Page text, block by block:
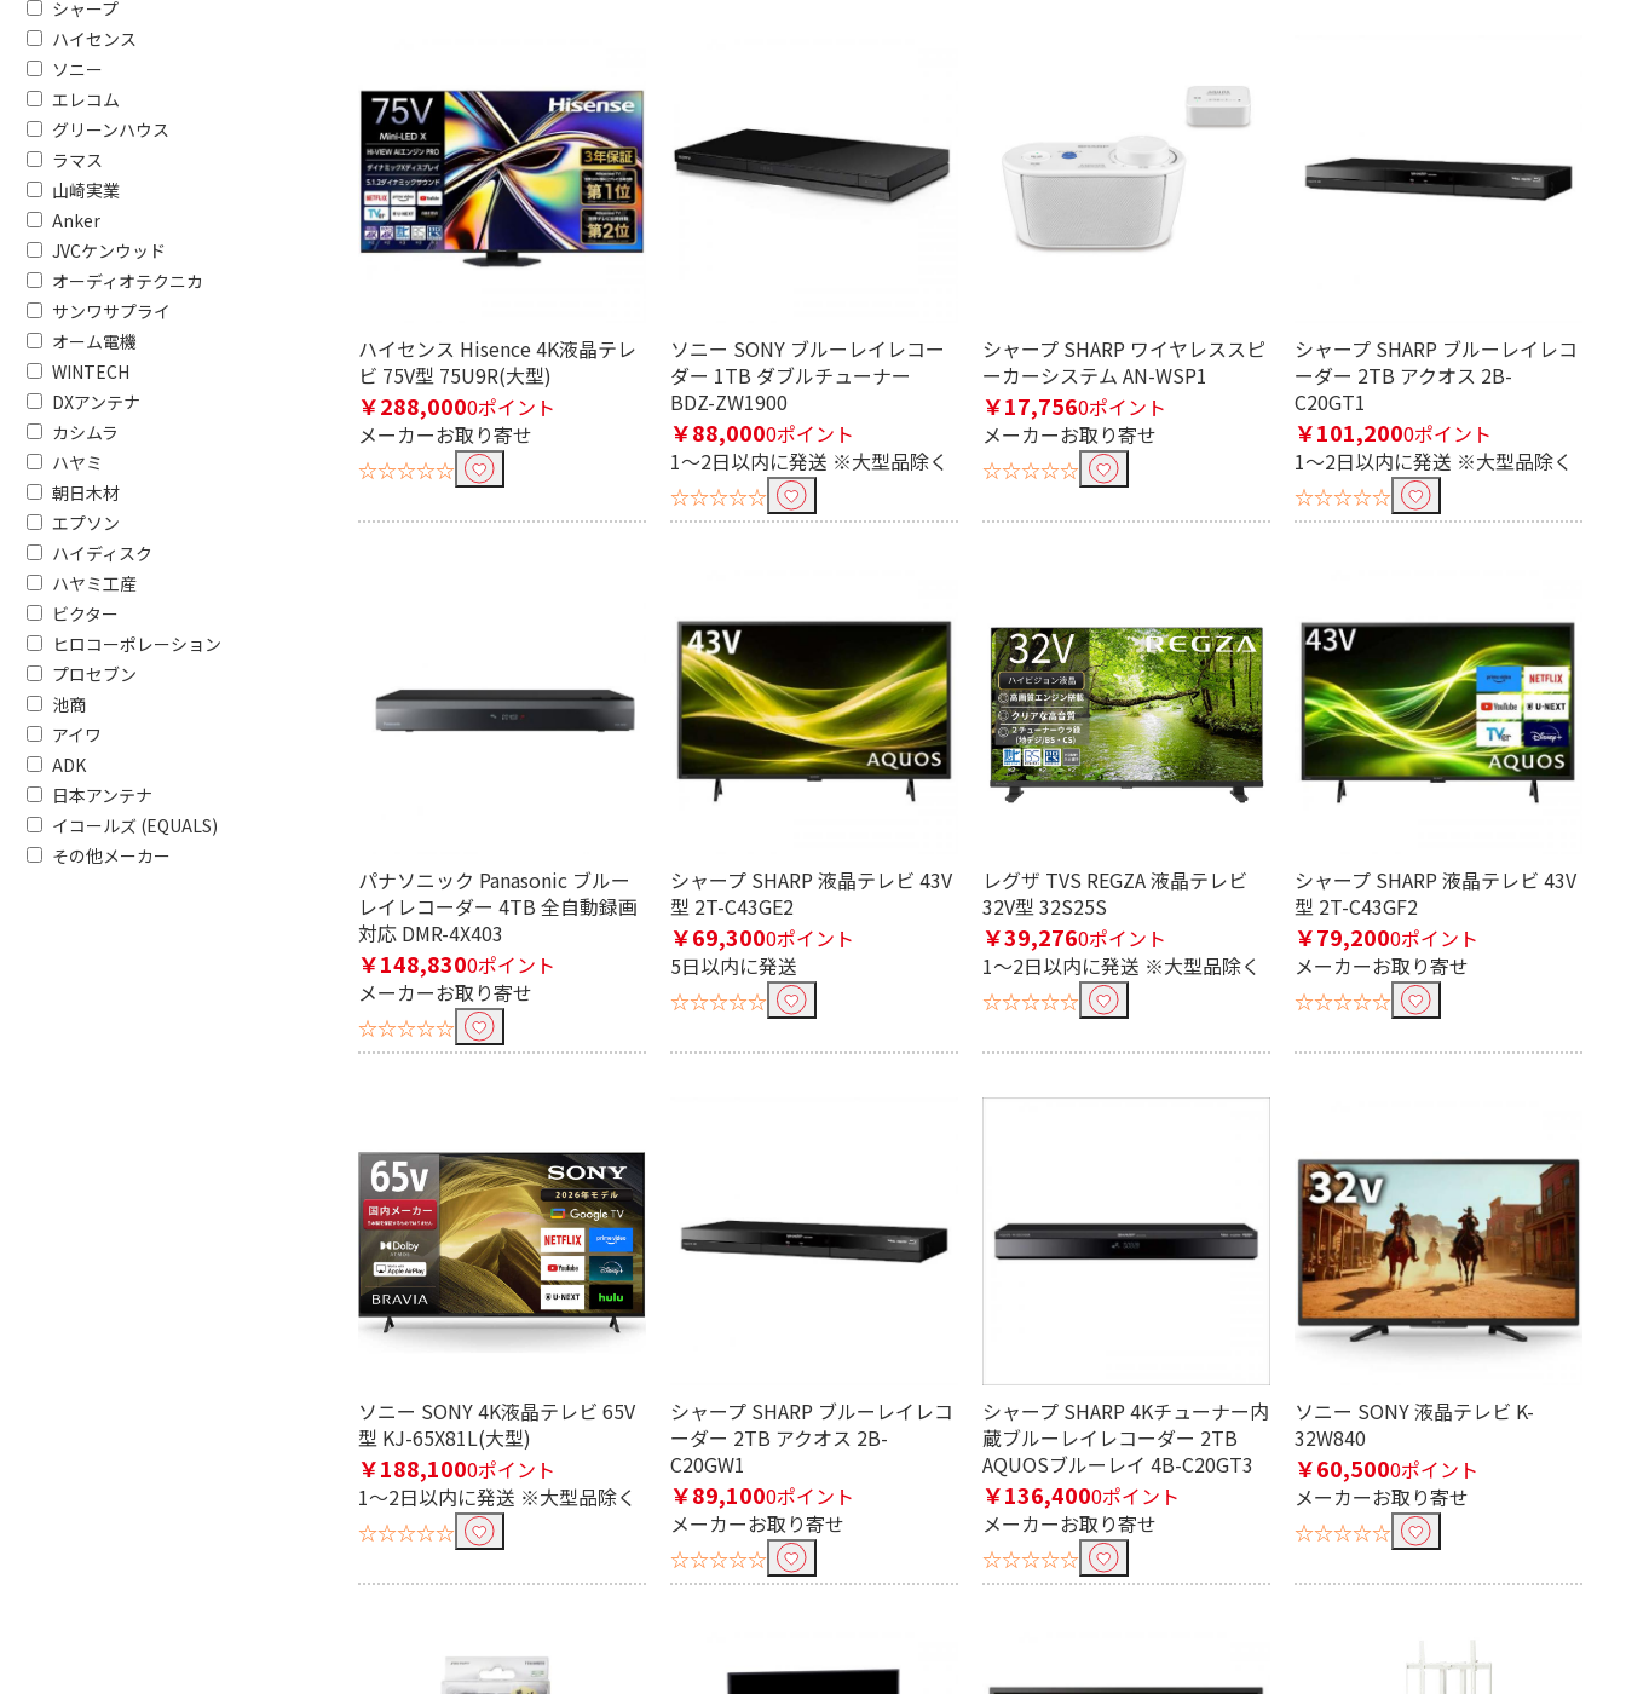
ハイセンス Hisence 4K液晶テレ
ビ 75V型 75U9R(大型)
￥288,0000ポイント
メーカーお取り寄せ
☆☆☆☆☆
ソニー SONY ブルーレイレコー
ダー 1TB ダブルチューナー
BDZ-ZW1900
￥88,0000ポイント
1～2日以内に発送 ※大型品除く
☆☆☆☆☆
シャープ SHARP ワイヤレススピ
ーカーシステム AN-WSP1
￥17,7560ポイント
メーカーお取り寄せ
☆☆☆☆☆
シャープ SHARP ブルーレイレコ
ーダー 2TB アクオス 2B-
C20GT1
￥101,2000ポイント
1～2日以内に発送 ※大型品除く
☆☆☆☆☆
パナソニック Panasonic ブルー
レイレコーダー 4TB 全自動録画
対応 DMR-4X403
￥148,8300ポイント
メーカーお取り寄せ
☆☆☆☆☆
シャープ SHARP 液晶テレビ 43V
型 2T-C43GE2
￥69,3000ポイント
5日以内に発送
☆☆☆☆☆
レグザ TVS REGZA 液晶テレビ
32V型 32S25S
￥39,2760ポイント
1～2日以内に発送 ※大型品除く
☆☆☆☆☆
シャープ SHARP 液晶テレビ 43V
型 2T-C43GF2
￥79,2000ポイント
メーカーお取り寄せ
☆☆☆☆☆
ソニー SONY 4K液晶テレビ 65V
型 KJ-65X81L(大型)
￥188,1000ポイント
1～2日以内に発送 ※大型品除く
☆☆☆☆☆
シャープ SHARP ブルーレイレコ
ーダー 2TB アクオス 2B-
C20GW1
￥89,1000ポイント
メーカーお取り寄せ
☆☆☆☆☆
シャープ SHARP 4Kチューナー内
蔵ブルーレイレコーダー 2TB
AQUOSブルーレイ 4B-C20GT3
￥136,4000ポイント
メーカーお取り寄せ
☆☆☆☆☆
ソニー SONY 液晶テレビ K-
32W840
￥60,5000ポイント
メーカーお取り寄せ
☆☆☆☆☆
シャープ
ハイセンス
ソニー
エレコム
グリーンハウス
ラマス
山崎実業
Anker
JVCケンウッド
オーディオテクニカ
サンワサプライ
オーム電機
WINTECH
DXアンテナ
カシムラ
ハヤミ
朝日木材
エプソン
ハイディスク
ハヤミ工産
ビクター
ヒロコーポレーション
プロセブン
池商
アイワ
ADK
日本アンテナ
イコールズ (EQUALS)
その他メーカー
条件で絞り込む
フリーワードで絞り込む
価格で絞り込む
円~ 円
電源方式で絞り込む
L型プラグ-ストレート
HDMI⇔HDMI HDMI⇔Type-C
種類で絞り込む
中継プラグ L型プラグ テレビプラグ 壁掛け金具
モニターサイズで絞り込む
防水機能なし 防滴
サイズで絞り込む
70V型以上 （12畳
56～69V型（8畳～12
畳）
49～55V型（6～8畳）
40～48V型（4.5～6
30～39V型（～4.5
20～29V型
19V型以下 据え置き型
USB-A(3.0対応)
長さで絞り込む
1.0m～1.5m未満 1m～2m未満 2m～3m未満 5m～7m未満
7m～10m未満
0.3m未満 1m
コネクタ形状で絞り込む